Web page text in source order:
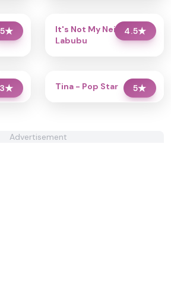
5★ 4.5★
It's Not My Neighbor:
Labubu
★
Up 5★
Tina - Pop Star
Advertisement